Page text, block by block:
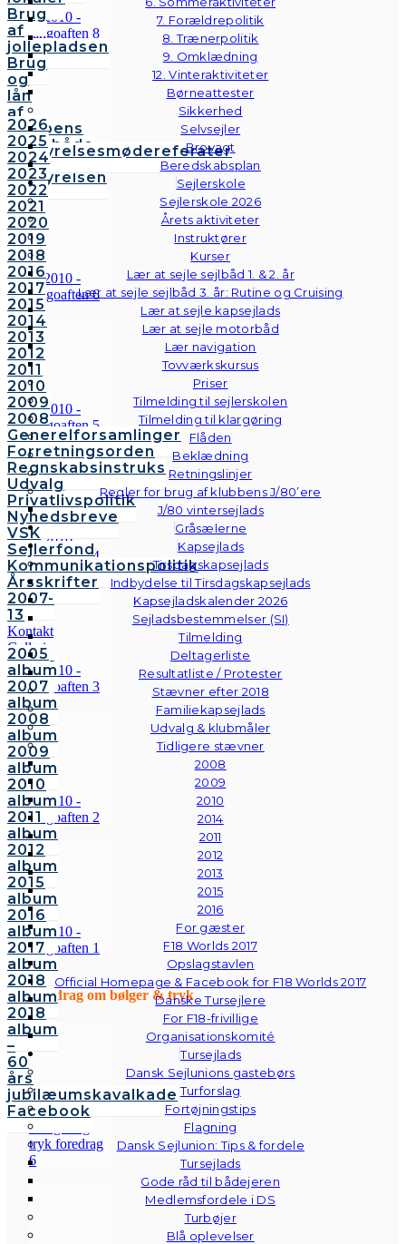
7. Forældrepolitik
8. Trænerpolitik
9. Omklædning
12. Vinteraktiviteter
Børneattester
Sikkerhed
Selvsejler
Brovagt
Beredskabsplan
Sejlerskole
Sejlerskole 2026
Årets aktiviteter
Instruktører
Kurser
Lær at sejle sejlbåd 1. & 2. år
Lær at sejle sejlbåd 3. år: Rutine og Cruising
Lær at sejle kapsejlads
Lær at sejle motorbåd
Lær navigation
Tovværkskursus
Priser
Tilmelding til sejlerskolen
Tilmelding til klargøring
Flåden
Beklædning
Retningslinjer
Regler for brug af klubbens J/80’ere
J/80 vintersejlads
Gråsælerne
Kapsejlads
Tirsdagskapsejlads
Indbydelse til Tirsdagskapsejlads
Kapsejladskalender 2026
Sejladsbestemmelser (SI)
Tilmelding
Deltagerliste
Resultatliste / Protester
Stævner efter 2018
Familiekapsejlads
Udvalg & klubmåler
Tidligere stævner
2008
2009
2010
2014
2011
2012
2013
2015
2016
For gæster
F18 Worlds 2017
Opslagstavlen
Official Homepage & Facebook for F18 Worlds 2017
Danske Tursejlere
For F18-frivillige
Organisationskomité
Tursejlads
Dansk Sejlunions gastebørs
Turforslag
Fortøjningstips
Flagning
Dansk Sejlunion: Tips & fordele
Tursejlads
Gode råd til bådejeren
Medlemsfordele i DS
Turbøjer
Blå oplevelser
Brug
af
jollepladsen
Brug
og
lån
af
klubbens
følgebåde
Vedtægter
Bestyrelsen
Bestyrelsesmødereferater
2026
2025
2024
2023
2022
2021
2020
2019
2018
2016
2017
2015
2014
2013
2012
2011
2010
2009
2008
Generelforsamlinger
Forretningsorden
Regnskabsinstruks
Udvalg
Privatlivspolitik
Nyhedsbreve
VSK
Sejlerfond
Kommunikationspolitik
Årsskrifter
2007-
13
Kontakt
Galleri
Andre
fotos
2005
album
2007
album
2008
album
2009
album
2010
album
2011
album
2012
album
2015
album
2016
album
2017
album
2018
album
2018
album
–
60
års
jubilæumskavalkade
Facebook
Foredrag om bølger & tryk